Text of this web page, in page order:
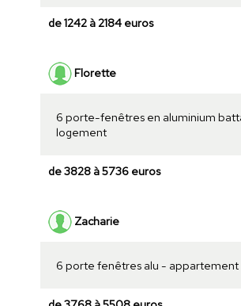
de 1242 à 2184 euros
Florette
6 porte-fenêtres en aluminium
logement
de 3828 à 5736 euros
Zacharie
6 porte fenêtres alu - appartement